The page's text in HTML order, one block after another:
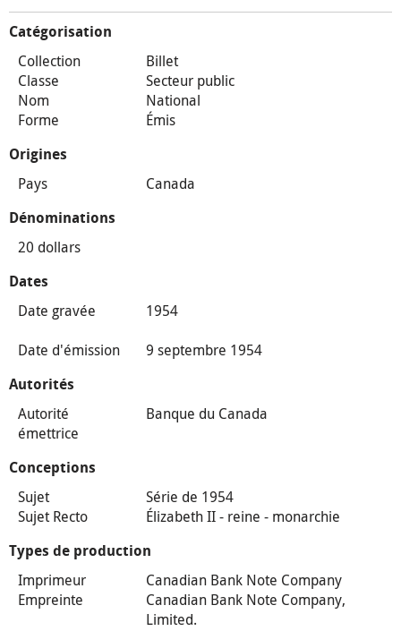
Catégorisation
Collection
Billet
Classe
Secteur public
Nom
National
Forme
Émis
Origines
Pays Canada
Dénominations
20 dollars
Dates
Date gravée
1954
Date d'émission
9 septembre 1954
Autorités
Autorité
émettrice
Banque du Canada
Conceptions
Sujet
Série de 1954
Sujet Recto
Élizabeth II - reine - monarchie
Types de production
Imprimeur
Canadian Bank Note Company
Empreinte
Canadian Bank Note Company,
Limited.